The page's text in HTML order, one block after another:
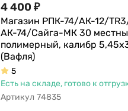
4 400 ₽
Магазин РПК-74/АК-12/
АК-74/Сайга-МК 30
полимерный, калибр
(Вафля)
5
Есть на складе, готово к
Артикул 74835